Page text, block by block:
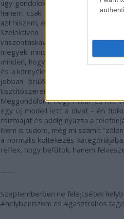
úgy gondolok, hogy kifejezetten
hanem csak csinálom, rutin lett. :)
azt hiszem, ez a cél, nem?
Szelektíven gyűjtöm a
vászontáskával járok a boltba,
megyek mindenhova, vagy
minden, hogy mióta itt élek, nem
és a környékről vásárolni,
jobban örülök neki, amikor van.
tisztítószereim lebomlóak
Meggondolom, hogy mikor és mit
egy új modell lett a divat - én
csizmáját és addig nyúzza a
Nem is tudom, még mi számít
a normális költekezés
reflex, hogy befűtök, hanem
-----
Szeptemberben ne felejtsétek
#helybeniszom és #gasztrohos